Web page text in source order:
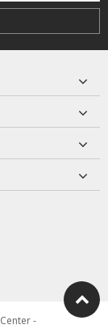
-